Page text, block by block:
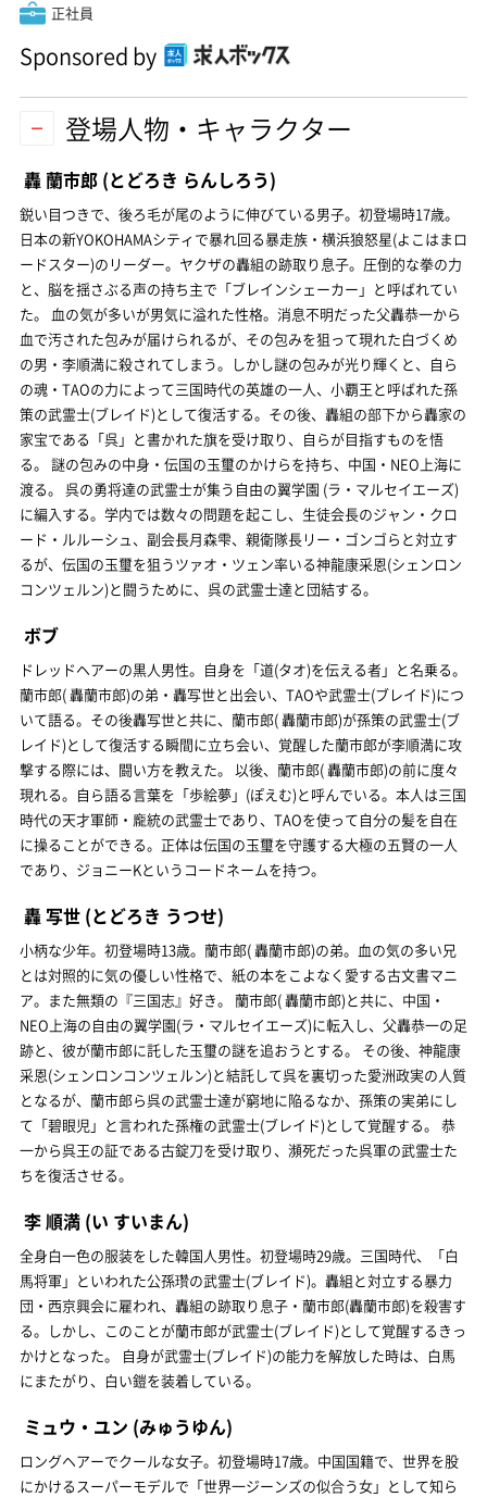
正社員
Sponsored by
登場人物・キャラクター
轟 蘭市郎 (とどろき らんしろう)
鋭い目つきで、後ろ毛が尾のように伸びている男子。初登場時17歳。
日本の新YOKOHAMAシティで暴れ回る暴走族・横浜狼怒星(よこはまロ
ードスター)のリーダー。ヤクザの轟組の跡取り息子。圧倒的な拳の力
と、脳を揺さぶる声の持ち主で「ブレインシェーカー」と呼ばれてい
た。 血の気が多いが男気に溢れた性格。消息不明だった父轟恭一から
血で汚された包みが届けられるが、その包みを狙って現れた白づくめ
の男・李順満に殺されてしまう。しかし謎の包みが光り輝くと、自ら
の魂・TAOの力によって三国時代の英雄の一人、小覇王と呼ばれた孫
策の武霊士(ブレイド)として復活する。その後、轟組の部下から轟家の
家宝である「呉」と書かれた旗を受け取り、自らが目指すものを悟
る。 謎の包みの中身・伝国の玉璽のかけらを持ち、中国・NEO上海に
渡る。 呉の勇将達の武霊士が集う自由の翼学園 (ラ・マルセイエーズ)
に編入する。学内では数々の問題を起こし、生徒会長のジャン・クロ
ード・ルルーシュ、副会長月森雫、親衛隊長リー・ゴンゴらと対立す
るが、伝国の玉璽を狙うツァオ・ツェン率いる神龍康采恩(シェンロン
コンツェルン)と闘うために、呉の武霊士達と団結する。
ボブ
ドレッドヘアーの黒人男性。自身を「道(タオ)を伝える者」と名乗る。
蘭市郎( 轟蘭市郎)の弟・轟写世と出会い、TAOや武霊士(ブレイド)につ
いて語る。その後轟写世と共に、蘭市郎( 轟蘭市郎)が孫策の武霊士(ブ
レイド)として復活する瞬間に立ち会い、覚醒した蘭市郎が李順満に攻
撃する際には、闘い方を教えた。 以後、蘭市郎( 轟蘭市郎)の前に度々
現れる。自ら語る言葉を「歩絵夢」(ぽえむ)と呼んでいる。本人は三国
時代の天才軍師・龐統の武霊士であり、TAOを使って自分の髪を自在
に操ることができる。正体は伝国の玉璽を守護する大極の五賢の一人
であり、ジョニーKというコードネームを持つ。
轟 写世 (とどろき うつせ)
小柄な少年。初登場時13歳。蘭市郎( 轟蘭市郎)の弟。血の気の多い兄
とは対照的に気の優しい性格で、紙の本をこよなく愛する古文書マニ
ア。また無類の『三国志』好き。 蘭市郎( 轟蘭市郎)と共に、中国・
NEO上海の自由の翼学園(ラ・マルセイエーズ)に転入し、父轟恭一の足
跡と、彼が蘭市郎に託した玉璽の謎を追おうとする。 その後、神龍康
采恩(シェンロンコンツェルン)と結託して呉を裏切った愛洲政実の人質
となるが、蘭市郎ら呉の武霊士達が窮地に陥るなか、孫策の実弟にし
て「碧眼児」と言われた孫権の武霊士(ブレイド)として覚醒する。 恭
一から呉王の証である古錠刀を受け取り、瀕死だった呉軍の武霊士た
ちを復活させる。
李 順満 (い すいまん)
全身白一色の服装をした韓国人男性。初登場時29歳。三国時代、「白
馬将軍」といわれた公孫瓚の武霊士(ブレイド)。轟組と対立する暴力
団・西京興会に雇われ、轟組の跡取り息子・蘭市郎(轟蘭市郎)を殺害す
る。しかし、このことが蘭市郎が武霊士(ブレイド)として覚醒するきっ
かけとなった。 自身が武霊士(ブレイド)の能力を解放した時は、白馬
にまたがり、白い鎧を装着している。
ミュウ・ユン (みゅうゆん)
ロングヘアーでクールな女子。初登場時17歳。中国国籍で、世界を股
にかけるスーパーモデルで「世界一ジーンズの似合う女」として知ら